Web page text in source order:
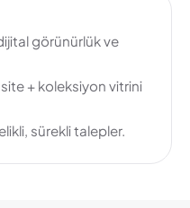
görünürlük ve
+ koleksiyon vitrini
sürekli talepler.